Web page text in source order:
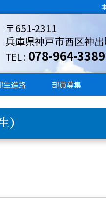
〒651-2311
兵庫県神戸市西区神
TEL : 078-964-3389
生進路 部員募集
）